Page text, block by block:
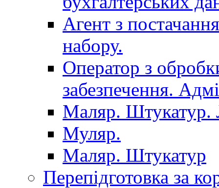
Агент з
набору.
Оператор з
забезпечення.
Маляр. Штукатур.
Муляр.
Маляр. Штукатур
Перепідготовка за